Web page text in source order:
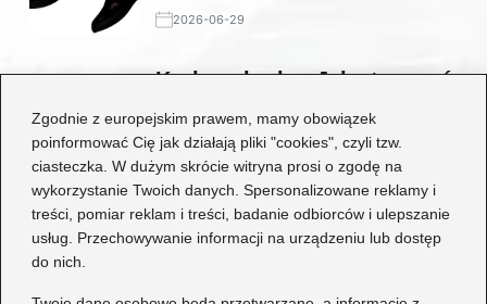
Zgodnie z europejskim prawem, mamy obowiązek
poinformować Cię jak działają pliki "cookies", czyli tzw.
ciasteczka. W dużym skrócie witryna prosi o zgodę na
wykorzystanie Twoich danych. Spersonalizowane reklamy i
treści, pomiar reklam i treści, badanie odbiorców i ulepszanie
usług. Przechowywanie informacji na urządzeniu lub dostęp
do nich.
2026-06-29
Krok po kroku: Jak stworzyć
wiedźmina dla każdego fana
fantasy
2026-06-29
Kategorie
Dziecko(17)